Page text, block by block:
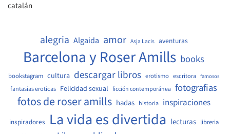
catalán
alegria Algaida amor Asja Lacis aventuras
Barcelona y Roser Amills books
bookstagram cultura descargar libros erotismo escritora famosos
fantasias eroticas Felicidad sexual ficción contemporánea fotografias
fotos de roser amills hadas historia inspiraciones
inspiradores La vida es divertida lecturas libreria